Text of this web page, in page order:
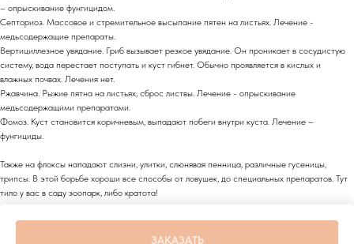
ЗАКАЗАТЬ
– опрыскивание фунгицидом.
Септориоз. Массовое и стремительное высыпание пятен на листьях. Лечение -
медьсодержащие препараты.
Вертициллезное увядание. Гриб вызывает резкое увядание. Он проникает в сосудистую
систему, вода перестает поступать и куст гибнет. Обычно проявляется в кислых и
влажных почвах. Лечения нет.
Ржавчина. Рыжие пятна на листьях, сброс листвы. Лечение - опрыскивание
медьсодержащими препаратами.
Фомоз. Куст становится коричневым, выпадают побеги внутри куста. Лечение –
фунгициды.
Также на флоксы нападают слизни, улитки, слюнявая пенница, различные гусеницы,
трипсы. В этой борьбе хороши все способы от ловушек, до специальных препаратов. Тут
тило у вас в саду зоопарк, либо кратота!